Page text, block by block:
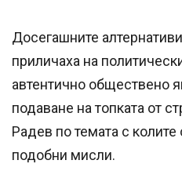
Досегашните
приличаха на
автентично обществено
подаване на топката от
Радев по темата с
подобни мисли.